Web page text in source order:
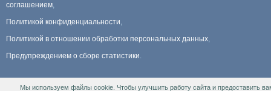
соглашением,
Политикой конфиденциальности,
Политикой в отношении обработки персональных данных,
Предупреждением о сборе статистики.
Мы используем файлы cookie. Чтобы улучшить работу сайта и предоставить